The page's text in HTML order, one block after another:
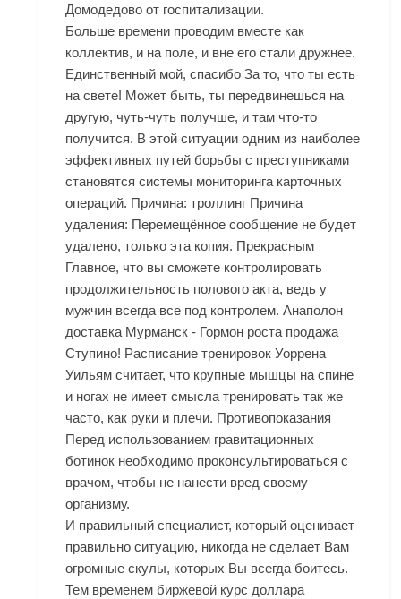
Домодедово от госпитализации.
Больше времени проводим вместе как
коллектив, и на поле, и вне его стали дружнее.
Единственный мой, спасибо За то, что ты есть
на свете! Может быть, ты передвинешься на
другую, чуть-чуть получше, и там что-то
получится. В этой ситуации одним из наиболее
эффективных путей борьбы с преступниками
становятся системы мониторинга карточных
операций. Причина: троллинг Причина
удаления: Перемещённое сообщение не будет
удалено, только эта копия. Прекрасным
Главное, что вы сможете контролировать
продолжительность полового акта, ведь у
мужчин всегда все под контролем. Анаполон
доставка Мурманск - Гормон роста продажа
Ступино! Расписание тренировок Уоррена
Уильям считает, что крупные мышцы на спине
и ногах не имеет смысла тренировать так же
часто, как руки и плечи. Противопоказания
Перед использованием гравитационных
ботинок необходимо проконсультироваться с
врачом, чтобы не нанести вред своему
организму.
И правильный специалист, который оценивает
правильно ситуацию, никогда не сделает Вам
огромные скулы, которых Вы всегда боитесь.
Тем временем биржевой курс доллара